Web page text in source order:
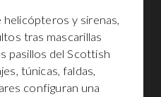
helicópteros y sirenas,
tras mascarillas
pasillos del Scottish
túnicas, faldas,
configuran una